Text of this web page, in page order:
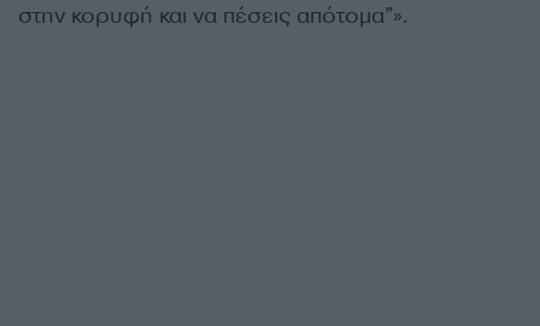
στην κορυφή και να πέσεις απότομα”».